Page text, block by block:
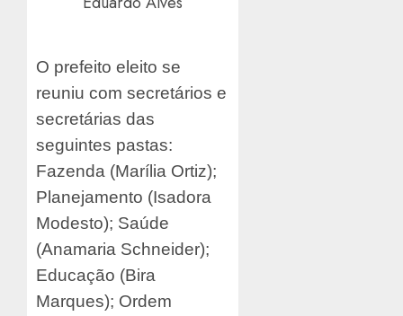
O prefeito eleito se
reuniu com secretários e
secretárias das
seguintes pastas:
Fazenda (Marília Ortiz);
Planejamento (Isadora
Modesto); Saúde
(Anamaria Schneider);
Educação (Bira
Marques); Ordem